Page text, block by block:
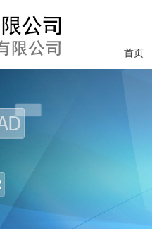
首页